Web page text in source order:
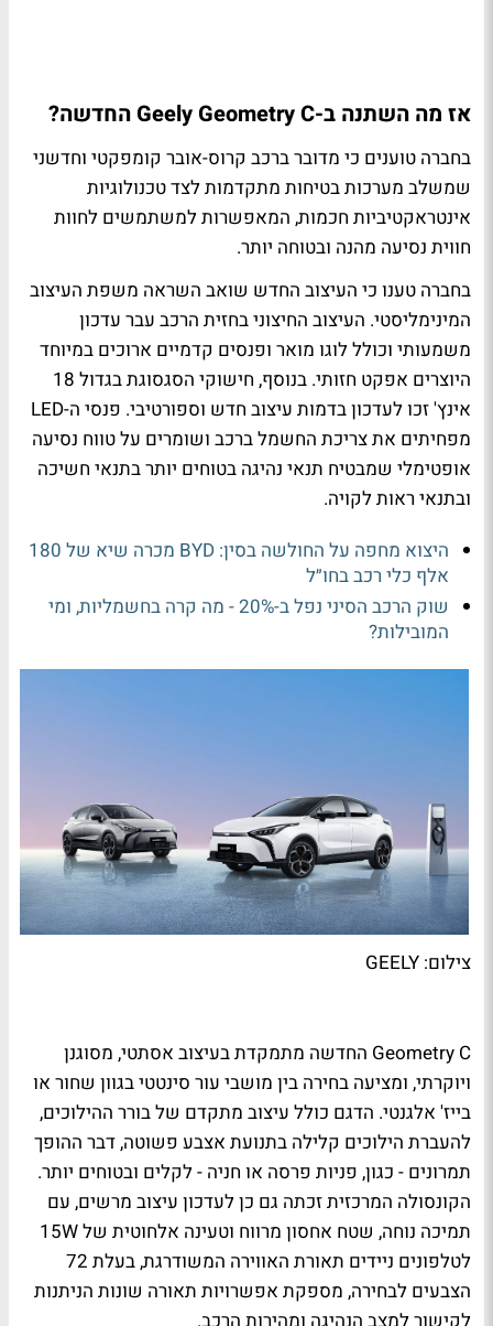
אז מה השתנה ב-Geometry C
Geelyהחדשה?
בחברה טוענים כי מדובר ברכב קרוס-אובר קומפקטי וחדשני
שמשלב מערכות בטיחות מתקדמות לצד טכנולוגיות
אינטראקטיביות חכמות, המאפשרות למשתמשים לחוות
חווית נסיעה מהנה ובטוחה יותר.
בחברה טענו כי העיצוב החדש שואב השראה משפת העיצוב
המינימליסטי. העיצוב החיצוני בחזית הרכב עבר עדכון
משמעותי וכולל לוגו מואר ופנסים קדמיים ארוכים במיוחד
היוצרים אפקט חזותי. בנוסף, חישוקי הסגסוגת בגדול 18
אינץ' זכו לעדכון בדמות עיצוב חדש וספורטיבי. פנסי ה-LED
מפחיתים את צריכת החשמל ברכב ושומרים על טווח נסיעה
אופטימלי שמבטיח תנאי נהיגה בטוחים יותר בתנאי חשיכה
ובתנאי ראות לקויה.
היצוא מחפה על החולשה בסין: BYD מכרה שיא של 180
אלף כלי רכב בחו״ל
שוק הרכב הסיני נפל ב-20% - מה קרה בחשמליות, ומי
המובילות?
צילום: GEELY
Geometry C החדשה מתמקדת בעיצוב אסתטי, מסוגנן
ויוקרתי, ומציעה בחירה בין מושבי עור סינטטי בגוון שחור או
בייז' אלגנטי. הדגם כולל עיצוב מתקדם של בורר ההילוכים,
להעברת הילוכים קלילה בתנועת אצבע פשוטה, דבר ההופך
תמרונים - כגון, פניות פרסה או חניה - לקלים ובטוחים יותר.
הקונסולה המרכזית זכתה גם כן לעדכון עיצוב מרשים, עם
תמיכה נוחה, שטח אחסון מרווח וטעינה אלחוטית של 15W
לטלפונים ניידים תאורת האווירה המשודרגת, בעלת 72
הצבעים לבחירה, מספקת אפשרויות תאורה שונות הניתנות